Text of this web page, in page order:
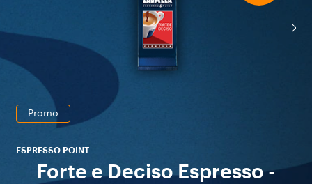
Promo
ESPRESSO POINT
Forte e Deciso Espresso -